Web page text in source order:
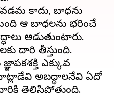
కాదు, బాధను
ఆ బాధలను భరించే
ఆడుతుంటారు.
దారి తీస్తుంది.
ఎక్కువ
అబద్ధాలనేవి ఏదో